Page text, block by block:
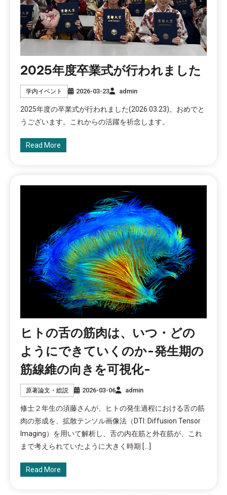
2025年度卒業式が行われました
学内イベント 2026-03-23 admin
2025年度の卒業式が行われました(2026.03.23)。おめでと
うございます。これからの活躍を祈念します。
Read More
ヒトの舌の筋肉は、いつ・どの
ようにできていくのか-発生期の
筋線維の向きを可視化-
原著論文・総説 2026-03-06 admin
修士２年生の須藤さんが、ヒトの発生過程における舌の筋
肉の形成を、拡散テンソル画像法（DTI: Diffusion Tensor
Imaging）を用いて解析し、舌の内在筋と外在筋が、これ
まで考えられていたように大きく時期 […]
Read More